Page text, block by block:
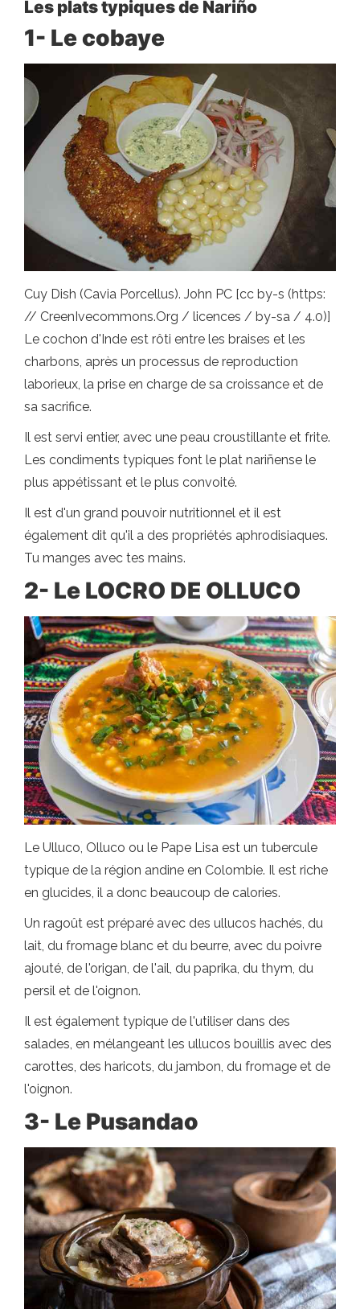
Les plats typiques de Nariño
1- Le cobaye
Cuy Dish (Cavia Porcellus). John PC [cc by-s (https:
// CreenIvecommons.Org / licences / by-sa / 4.0)]
Le cochon d'Inde est rôti entre les braises et les
charbons, après un processus de reproduction
laborieux, la prise en charge de sa croissance et de
sa sacrifice.
Il est servi entier, avec une peau croustillante et frite.
Les condiments typiques font le plat nariñense le
plus appétissant et le plus convoité.
Il est d'un grand pouvoir nutritionnel et il est
également dit qu'il a des propriétés aphrodisiaques.
Tu manges avec tes mains.
2- Le LOCRO DE OLLUCO
Le Ulluco, Olluco ou le Pape Lisa est un tubercule
typique de la région andine en Colombie. Il est riche
en glucides, il a donc beaucoup de calories.
Un ragoût est préparé avec des ullucos hachés, du
lait, du fromage blanc et du beurre, avec du poivre
ajouté, de l'origan, de l'ail, du paprika, du thym, du
persil et de l'oignon.
Il est également typique de l'utiliser dans des
salades, en mélangeant les ullucos bouillis avec des
carottes, des haricots, du jambon, du fromage et de
l'oignon.
3- Le Pusandao